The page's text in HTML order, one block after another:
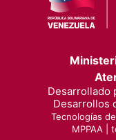
Desarrollado
Desarrollos
Tecnologías
MPPAA |